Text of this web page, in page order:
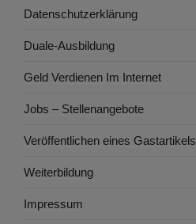
Datenschutzerklärung
Duale-Ausbildung
Geld Verdienen Im Internet
Jobs – Stellenangebote
Veröffentlichen eines Gastartikels
Weiterbildung
Impressum